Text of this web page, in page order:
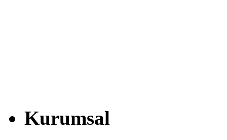
Kurumsal